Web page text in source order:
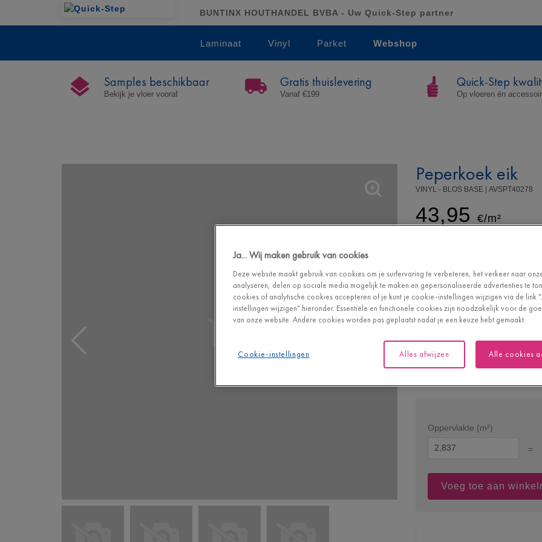
BUNTINX HOUTHANDEL BVBA - Uw Quick-Step partner
Laminaat Vinyl Parket Webshop
Samples beschikbaar
Bekijk je vloer vooraf
Gratis thuislevering
Vanaf €199
Quick-Step
Op vloeren én
Peperkoek eik
VINYL - BLOS BASE | AVSPT40278
43,95 €/m²
Combineerbaar met
4 groeven
Ga deze vloer
Houthandel
Oppervlakte (m²)
=
Voeg toe aan
Ja... Wij maken gebruik van cookies
Deze website maakt gebruik van cookies om je surfervaring te verbeteren, het verkeer naar
analyseren, delen op sociale media mogelijk te maken en gepersonaliseerde advertenties te
cookies of analytische cookies accepteren of je kunt je cookie-instellingen wijzigen via de link
instellingen wijzigen" hieronder. Essentiële en functionele cookies zijn noodzakelijk voor de
van onze website. Andere cookies worden pas geplaatst nadat je een keuze hebt gemaakt.
Cookie-instellingen Alles afwijzen Alle cookies